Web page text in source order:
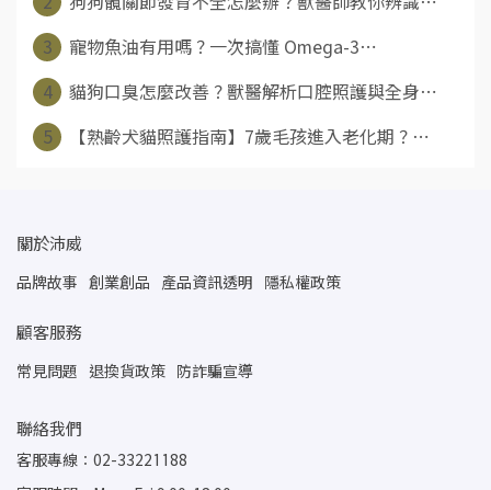
3 寵物魚油有用嗎？一次搞懂 Omega-3⋯
4 貓狗口臭怎麼改善？獸醫解析口腔照護與全身⋯
5 【熟齡犬貓照護指南】7歲毛孩進入老化期？⋯
關於沛威
品牌故事 創業創品 產品資訊透明 隱私權政策
顧客服務
常見問題 退換貨政策 防詐騙宣導
聯絡我們
客服專線：02-33221188